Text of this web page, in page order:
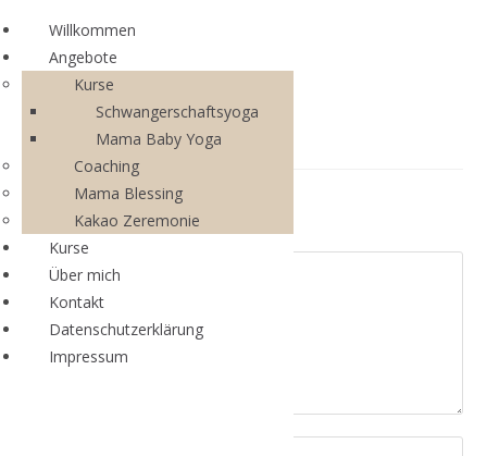
Schreibe einen Kommentar
Willkommen
Angebote
Kurse
Schwangerschaftsyoga
Mama Baby Yoga
Coaching
Mama Blessing
Kakao Zeremonie
Kurse
Über mich
Kontakt
Datenschutzerklärung
Impressum